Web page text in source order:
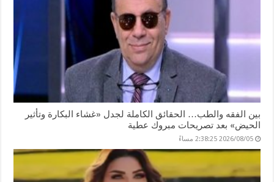
بين الفقه والطب… الحقائق الكاملة لجدل «غشاء البكارة وتأثير
الحيض» بعد تصريحات مبروك عطية
2026/08/05 2:38:25 مساءً